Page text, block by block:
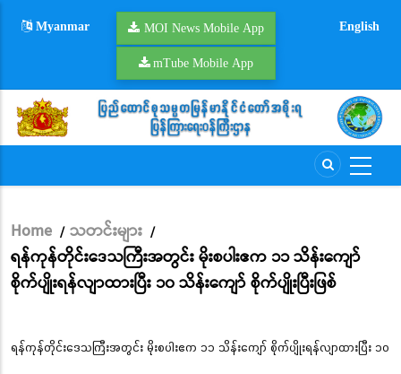
Myanmar MOI News Mobile App
mTube Mobile App
English
Breadcrumb
Home / သတင်းများ /
ရန်ကုန်တိုင်းဒေသကြီးအတွင်း မိုးစပါးဧက ၁၁ သိန်းကျော်
စိုက်ပျိုးရန်လျာထားပြီး ၁၀ သိန်းကျော် စိုက်ပျိုးပြီးဖြစ်
ရန်ကုန်တိုင်းဒေသကြီးအတွင်း မိုးစပါးဧက ၁၁ သိန်းကျော် စိုက်ပျိုးရန်လျာထားပြီး ၁၀